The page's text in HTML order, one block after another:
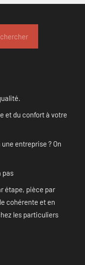
et du confort à votre
entreprise ? On
pas
étape, pièce par
cohérente et en
les particuliers